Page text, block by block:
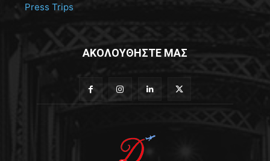
Press Trips
ΑΚΟΛΟΥΘΗΣΤΕ ΜΑΣ